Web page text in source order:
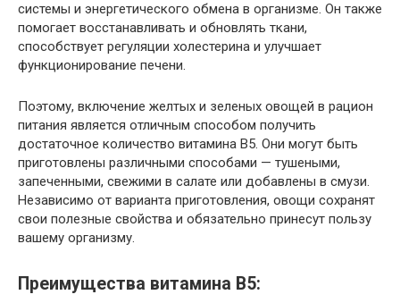
системы и энергетического обмена в организме. Он также
помогает восстанавливать и обновлять ткани,
способствует регуляции холестерина и улучшает
функционирование печени.
Поэтому, включение желтых и зеленых овощей в рацион
питания является отличным способом получить
достаточное количество витамина B5. Они могут быть
приготовлены различными способами — тушеными,
запеченными, свежими в салате или добавлены в смузи.
Независимо от варианта приготовления, овощи сохранят
свои полезные свойства и обязательно принесут пользу
вашему организму.
Преимущества витамина B5: